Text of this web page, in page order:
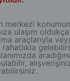
merkezi
ulaşım
araçlarıyla
rahatlıkla